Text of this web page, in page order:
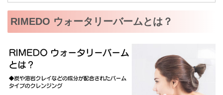
RIMEDO ウォータリーバームとは？